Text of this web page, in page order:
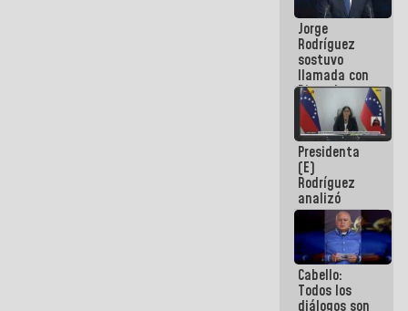
a servidores
públicos
Jorge
Rodríguez
sostuvo
llamada con
Dinorah
Figuera y
acuerdan
primer
encuentro
presencial
para el
diálogo
Presidenta
(E)
Rodríguez
analizó
junto a
gobernadores
planes de
recuperación
del Sistema
Eléctrico
Cabello:
Todos los
diálogos son